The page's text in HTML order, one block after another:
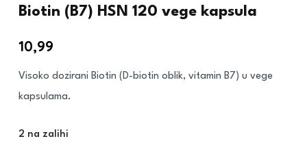
Biotin (B7) HSN 120 vege kapsula
10,99
Visoko dozirani Biotin (D-biotin oblik, vitamin B7) u vege
kapsulama.
2 na zalihi